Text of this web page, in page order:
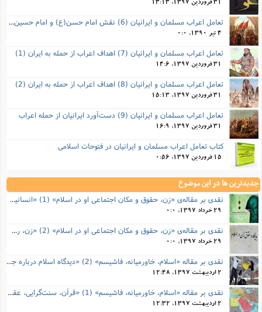
31 فروردین 1397, 13:13
تعامل اعراب مسلمان و ایرانیان (6) نقش امام حسن(ع) و امام حسین(ع) در فتح ایران
4 تیر 1390, 0:0
تعامل اعراب مسلمان و ایرانیان (7) اهداف اعراب از حمله به ایران (1)
31 فروردین 1397, 14:6
تعامل اعراب مسلمان و ایرانیان (8) اهداف اعراب از حمله به ایران (2)
31 فروردین 1397, 15:13
تعامل اعراب مسلمان و ایرانیان (9) دست‌آورد ایرانیان از حمله اعراب
31 فروردین 1397, 16:9
کتاب تعامل اعراب مسلمان و ایرانیان در فتوحات اسلامی
15 فروردین 1397, 0:56
جدیدترین ها در این موضوع
نقدی بر مقاله‌ی «زن، حقوق و مکان اجتماعی او در اسلام» (1) «انسانیت، ارزش و ایمان زن از نگاه اسلام»
29 خرداد 1397, 0:0
نقدی بر مقاله‌ی «زن، حقوق و مکان اجتماعی او در اسلام» (2) «زن، رشدپذیری، عفاف»
29 خرداد 1397, 0:0
نقدی بر مقاله «اسلام، خاورمیانه، فاشیسم» (2) «دیدگاه اسلام درباره جهاد، مدرنیسم و زن»
2 اردیبهشت 1397, 12:48
نقدی بر مقاله «اسلام، خاورمیانه، فاشیسم» (1) «قرآن، سنت‌گرایی، عقلانیت»
2 اردیبهشت 1397, 12:32